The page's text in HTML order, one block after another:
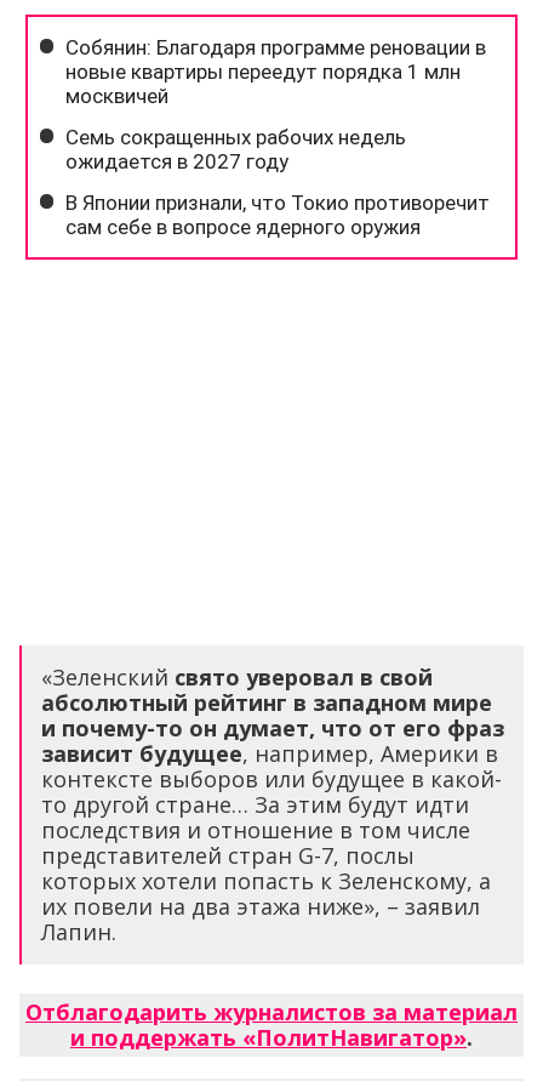
«Зеленский свято уверовал в свой
абсолютный рейтинг в западном мире
и почему-то он думает, что от его фраз
зависит будущее, например, Америки в
контексте выборов или будущее в какой-
то другой стране… За этим будут идти
последствия и отношение в том числе
представителей стран G-7, послы
которых хотели попасть к Зеленскому, а
их повели на два этажа ниже», – заявил
Лапин.
Отблагодарить журналистов за материал
и поддержать «ПолитНавигатор».